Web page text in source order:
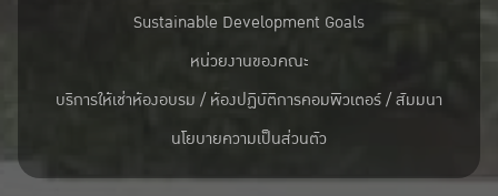
Sustainable Development Goals
หน่วยงานของคณะ
บริการให้เช่าห้องอบรม / ห้องปฏิบัติการคอมพิวเตอร์ / สัมมนา
นโยบายความเป็นส่วนตัว